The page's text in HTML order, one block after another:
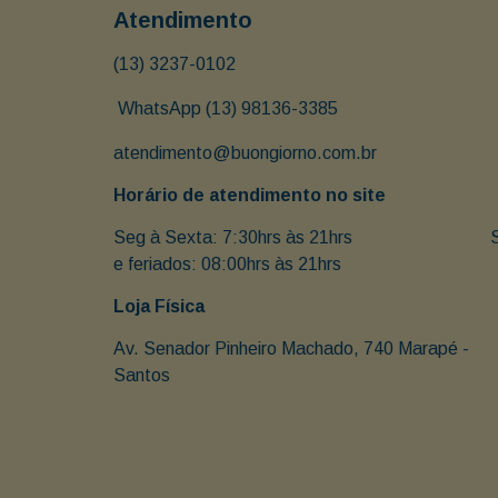
Atendimento
(13) 3237-0102
WhatsApp (13) 98136-3385
atendimento@buongiorno.com.br
Horário de atendimento no site
Seg à Sexta: 7:30hrs às 21hrs
e feriados: 08:00hrs às 21hrs
Loja Física
Av. Senador Pinheiro Machado, 740 Marapé -
Santos